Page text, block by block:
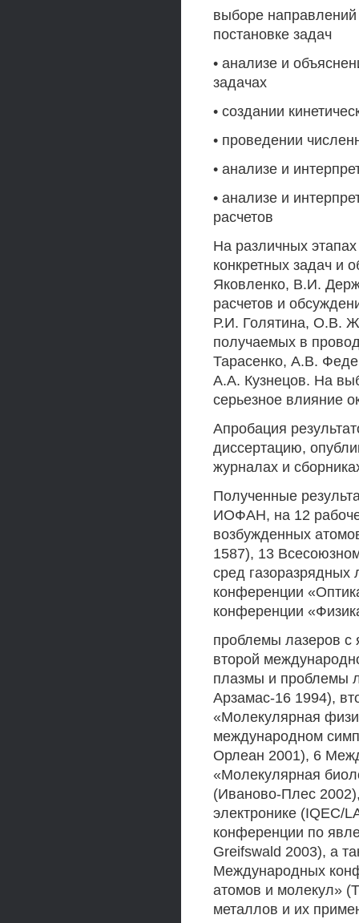
выборе
постановке задач
• анализе и
задачах
• создании
• проведении
• анализе и
• анализе и
расчетов
На различных
конкретных задач и
Яковленко, В.И.
расчетов и
Р.И. Голятина, О.В.
получаемых в
Тарасенко, А.В.
А.А. Кузнецов. На
серьезное влияние
Апробация
диссертацию,
журналах и
Полученные
ИОФАН, на 12
возбужденных
1587), 13
сред газоразрядных
конференции
конференции
проблемы лазеров с
второй
плазмы и проблемы
Арзамас-16 1994),
«Молекулярная
международном
Орлеан 2001), 6
«Молекулярная
(Иваново-Плес
электронике (IQEC/
конференции по
Greifswald 2003), а
Международных
атомов и молекул»
металлов и их